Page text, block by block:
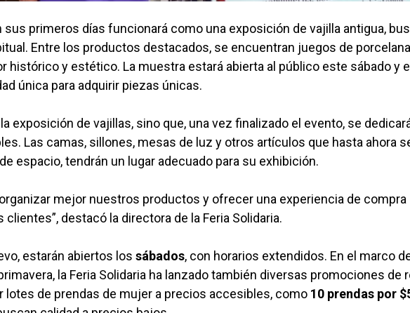
sus primeros días funcionará como una exposición de vajilla antigua,
Entre los productos destacados, se encuentran juegos de porcelana
histórico y estético. La muestra estará abierta al público este sábado y
única para adquirir piezas únicas.
exposición de vajillas, sino que, una vez finalizado el evento, se
Las camas, sillones, mesas de luz y otros artículos que hasta ahora
espacio, tendrán un lugar adecuado para su exhibición.
mejor nuestros productos y ofrecer una experiencia de compra
destacó la directora de la Feria Solidaria.
estarán abiertos los sábados, con horarios extendidos. En el marco
la Feria Solidaria ha lanzado también diversas promociones de
lotes de prendas de mujer a precios accesibles, como 10 prendas por